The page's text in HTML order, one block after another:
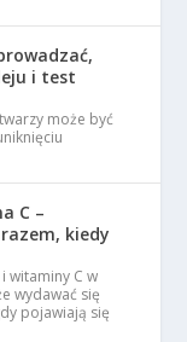
i test
może być
C –
kiedy
witaminy C w
wydawać się
pojawiają się